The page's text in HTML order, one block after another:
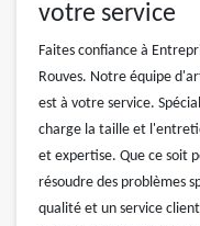
votre service
Faites confiance à
Rouves. Notre équipe
est à votre service.
charge la taille et
et expertise. Que ce soit
résoudre des problèmes
qualité et un service